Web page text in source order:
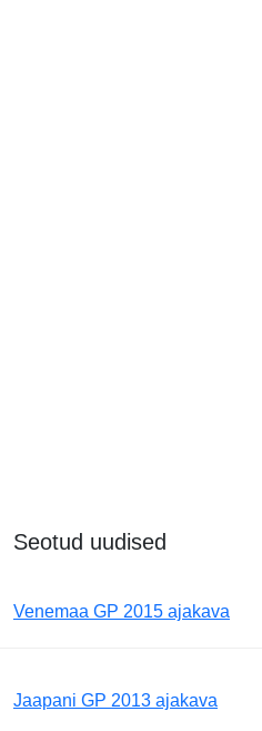
Seotud uudised
Venemaa GP 2015 ajakava
Jaapani GP 2013 ajakava